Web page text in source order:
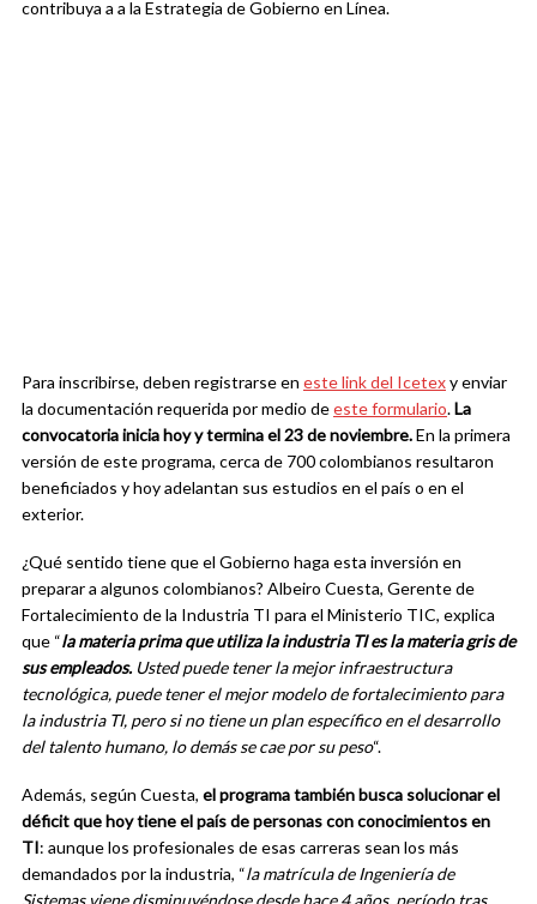
contribuya a a la Estrategia de Gobierno en Línea.
Para inscribirse, deben registrarse en este link del Icetexy enviar
la documentación requerida por medio deeste formulario.La
convocatoria inicia hoy y termina el 23 de noviembre.En la primera
versión de este programa, cerca de 700 colombianos resultaron
beneficiados y hoy adelantan sus estudios en el país o en el
exterior.
¿Qué sentido tiene que el Gobierno haga esta inversión en
preparar a algunos colombianos? Albeiro Cuesta, Gerente de
Fortalecimiento de la Industria TI para el Ministerio TIC, explica
que “la materia prima que utiliza la industria TI es la materia gris de
sus empleados. Usted puede tener la mejor infraestructura
tecnológica, puede tener el mejor modelo de fortalecimiento para
la industria TI, pero si no tiene un plan específico en el desarrollo
del talento humano, lo demás se cae por su peso“.
Además, según Cuesta, el programa también busca solucionar el
déficit que hoy tiene el país de personas con conocimientos en
TI: aunque los profesionales de esas carreras sean los más
demandados por la industria, “la matrícula de Ingeniería de
Sistemas viene disminuyéndose desde hace 4 años, período tras